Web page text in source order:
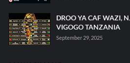
DROO YA CAF WAZI,
VIGOGO TANZANIA
September 29, 2025